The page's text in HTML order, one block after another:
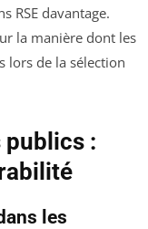
RSE davantage.
la manière dont les
lors de la sélection
publics :
les